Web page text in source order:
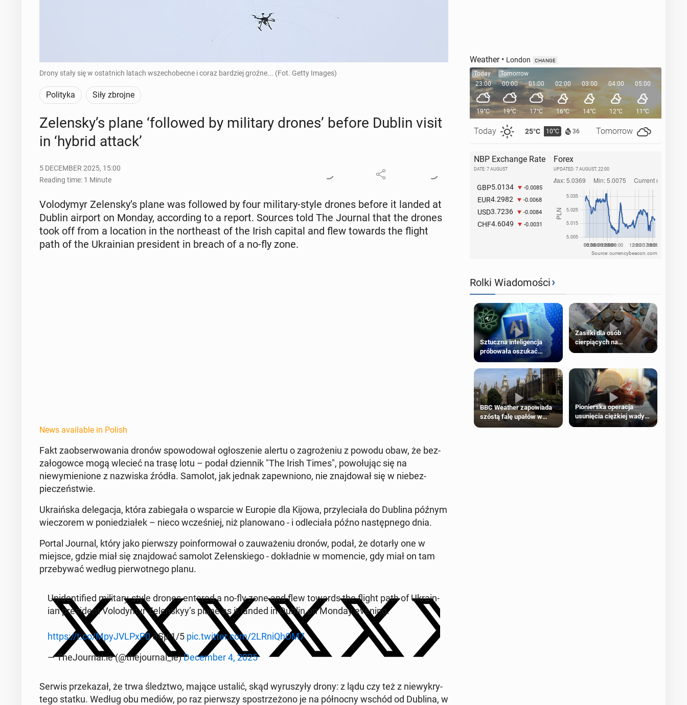
Drony stały się w ostatnich latach wszechobecne i coraz bardziej groźne... (Fot. Getty Images)
Polityka Siły zbrojne
Ze­len­sky’s plane ‘fol­lowed by mil­i­tary drones’ before Dublin visit
in ‘hybrid attack’
5 DECEMBER 2025, 15:00
Reading time: 1 Minute
Volodymyr Ze­len­sky’s plane was fol­lowed by four mil­i­tary-style drones before it landed at
Dublin airport on Monday, ac­cord­ing to a report. Sources told The Journal that the drones
took off from a lo­ca­tion in the north­east of the Irish capital and flew towards the flight
path of the Ukrain­ian pres­i­dent in breach of a no-fly zone.
News available in Polish
Fakt za­ob­ser­wowa­nia dronów spowodował ogłosze­nie alertu o za­groże­niu z powodu obaw, że bez­
za­ło­gow­ce mogą wlecieć na trasę lotu – podał dzi­en­nik "The Irish Times", powołu­jąc się na
niewymienione z nazwiska źródła. Samolot, jak jednak za­pewniono, nie zna­j­dował się w niebez­
pieczeńst­wie.
Ukraińs­ka del­e­gac­ja, która za­b­ie­gała o ws­par­cie w Europie dla Kijowa, przyle­ci­ała do Dublina późnym
wiec­zorem w poniedzi­ałek – nieco wcześniej, niż planowano - i odle­ci­ała późno następ­nego dnia.
Portal Journal, który jako pier­wszy poin­for­mował o za­uważe­niu dronów, podał, że dotarły one w
miejsce, gdzie miał się zna­j­dować samolot Zełen­skiego - dokład­nie w mo­men­cie, gdy miał on tam
prze­by­wać według pier­wot­nego planu.
Uniden­ti­fied mil­i­tary-style drones entered a no-fly zone and flew towards the flight path of Ukrain­
ian pres­i­dent Volodymyr Ze­len­skyy’s plane as it landed in Dublin on Monday evening.
https://t.co/MpyJVLPxP0ð§µ 1/5 pic.twitter.com/2LRniQhOM7
— The­Jour­nal.ie (@the­jour­nal_ie)De­cem­ber 4, 2025
Serwis przekazał, że trwa śledzt­wo, mające ustalić, skąd wyruszyły drony: z lądu czy też z niewykry­
tego statku. Według obu mediów, po raz pier­wszy spostrzeżono je na północ­ny wschód od Dublina, w
Weather• London CHANGE
Today
23:00
19°C
Today 25°C 10°C 36 Tomorrow
Tomorrow
00:00
19°C
01:00
17°C
02:00
16°C
03:00
14°C
04:00
12°C
05:00
11°C
NBP Exchange Rate
DATE: 7 AUGUST
GBP5.0134 -0.0085
EUR4.2982 -0.0068
USD3.7236 -0.0084
CHF4.6049 -0.0031
Forex
UPDATED: 7 AUGUST, 22:00
Source: currencybeacon.com
Rolki Wiadomości›
Sztuczna inteligencja
próbowała oszukać
człowieka
Zasiłki dla osób
cierpiących na
schorzenia psychiczne
BBC Weather zapowiada
szóstą falę upałów w
Londynie
Pionierska operacja
usunięcia ciężkiej wady
wrodzonej płodu w łonie